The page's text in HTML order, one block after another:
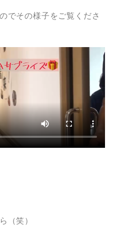
でその様子をご覧くださ
（笑）